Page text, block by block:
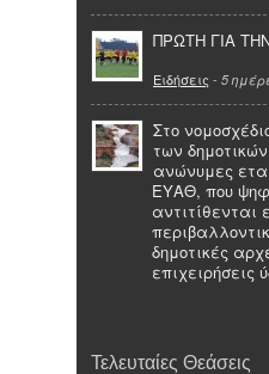
ΠΡΩΤΗ ΓΙΑ
Ειδήσεις - 5
Στο
των
ανώνυμες
ΕΥΑΘ, που
αντιτίθενται
δημοτικές
επιχειρήσεις
Τελευταίες Θεάσεις